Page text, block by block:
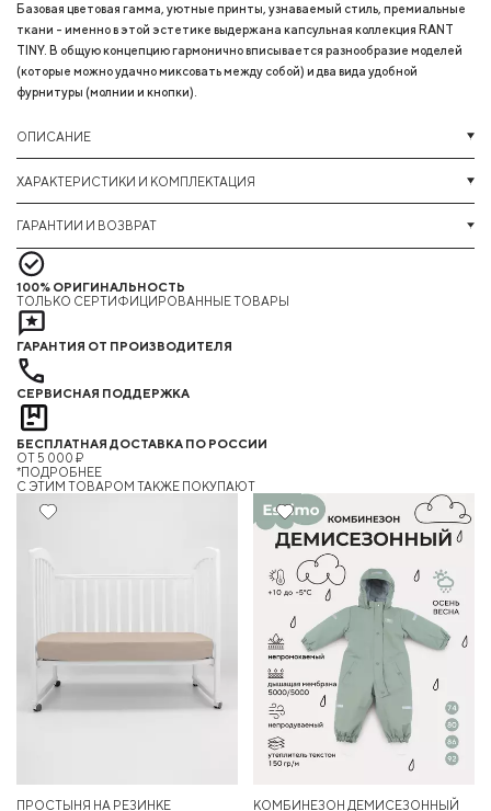
Базовая цветовая гамма, уютные принты, узнаваемый стиль, премиальные
ткани - именно в этой эстетике выдержана капсульная коллекция RANT
TINY. В общую концепцию гармонично вписывается разнообразие моделей
(которые можно удачно миксовать между собой) и два вида удобной
фурнитуры (молнии и кнопки).
ОПИСАНИЕ
ХАРАКТЕРИСТИКИ И КОМПЛЕКТАЦИЯ
ГАРАНТИИ И ВОЗВРАТ
100% ОРИГИНАЛЬНОСТЬ
ТОЛЬКО СЕРТИФИЦИРОВАННЫЕ ТОВАРЫ
ГАРАНТИЯ ОТ ПРОИЗВОДИТЕЛЯ
СЕРВИСНАЯ ПОДДЕРЖКА
БЕСПЛАТНАЯ ДОСТАВКА ПО РОССИИ
ОТ 5 000 ₽
*ПОДРОБНЕЕ
C ЭТИМ ТОВАРОМ ТАКЖЕ ПОКУПАЮТ
ПРОСТЫНЯ НА РЕЗИНКЕ
28%
КОМБИНЕЗОН ДЕМИСЕЗОННЫЙ